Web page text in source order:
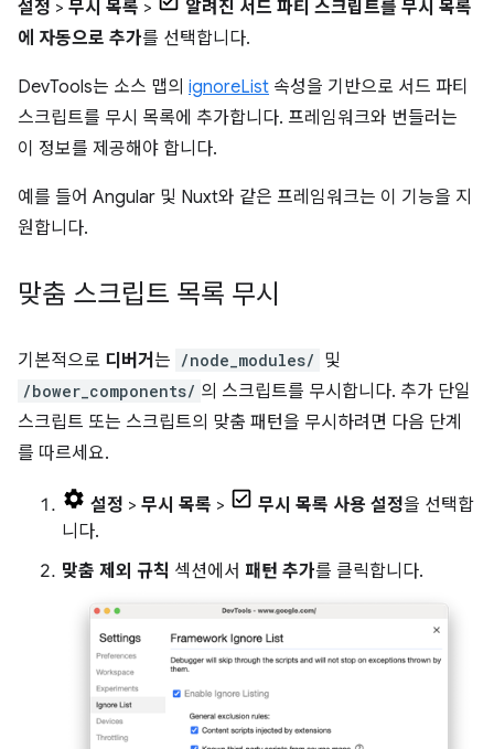
설정 > 무시 목록 >
알려진 서드 파티 스크립트를 무시 목록
에 자동으로 추가를 선택합니다.
DevTools는 소스 맵의 ignoreList 속성을 기반으로 서드 파티
스크립트를 무시 목록에 추가합니다. 프레임워크와 번들러는
이 정보를 제공해야 합니다.
예를 들어 Angular 및 Nuxt와 같은 프레임워크는 이 기능을 지
원합니다.
맞춤 스크립트 목록 무시
기본적으로 디버거 는 /node_modules/ 및
/bower_components/ 의 스크립트를 무시합니다. 추가 단일
스크립트 또는 스크립트의 맞춤 패턴을 무시하려면 다음 단계
를 따르세요.
설정 > 무시 목록 > 무시 목록 사용 설정을 선택합
니다.
맞춤 제외 규칙 섹션에서 패턴 추가를 클릭합니다.